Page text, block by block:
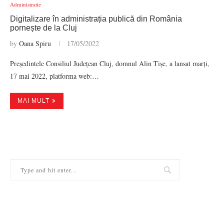
Administratie
Digitalizare în administrația publică din România
pornește de la Cluj
by Oana Spiru 17/05/2022
Președintele Consiliul Județean Cluj, domnul Alin Tișe, a lansat marți,
17 mai 2022, platforma web:…
MAI MULT